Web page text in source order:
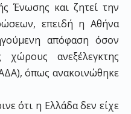
Ένωσης και ζητεί την
επειδή η Αθήνα
απόφαση όσον
ανεξέλεγκτης
όπως ανακοινώθηκε
ότι η Ελλάδα δεν είχε